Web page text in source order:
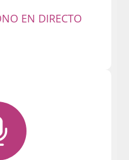
EN DIRECTO
con un saludo
es la que
podrán